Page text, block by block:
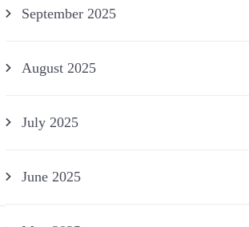
September 2025
August 2025
July 2025
June 2025